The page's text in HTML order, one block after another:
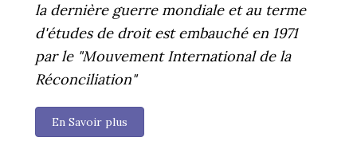
la dernière guerre mondiale et au terme
d'études de droit est embauché en 1971
par le "Mouvement International de la
Réconciliation"
En Savoir plus